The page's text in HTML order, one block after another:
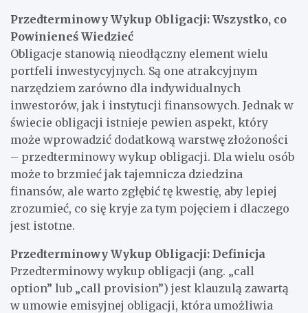
Przedterminowy Wykup Obligacji: Wszystko, co
Powinieneś Wiedzieć
Obligacje stanowią nieodłączny element wielu
portfeli inwestycyjnych. Są one atrakcyjnym
narzędziem zarówno dla indywidualnych
inwestorów, jak i instytucji finansowych. Jednak w
świecie obligacji istnieje pewien aspekt, który
może wprowadzić dodatkową warstwę złożoności
– przedterminowy wykup obligacji. Dla wielu osób
może to brzmieć jak tajemnicza dziedzina
finansów, ale warto zgłębić tę kwestię, aby lepiej
zrozumieć, co się kryje za tym pojęciem i dlaczego
jest istotne.
Przedterminowy Wykup Obligacji: Definicja
Przedterminowy wykup obligacji (ang. „call
option” lub „call provision”) jest klauzulą zawartą
w umowie emisyjnej obligacji, która umożliwia